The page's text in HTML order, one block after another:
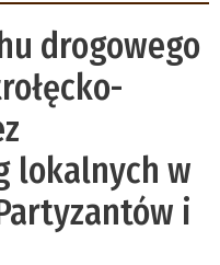
drogowego
lokalnych w
i